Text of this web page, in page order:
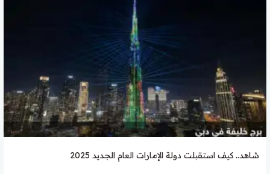
شاهد.. كيف استقبلت دولة الإمارات العام الجديد 2025